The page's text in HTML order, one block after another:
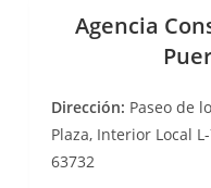
Agencia
Dirección: Paseo de
Plaza, Interior Local
63732